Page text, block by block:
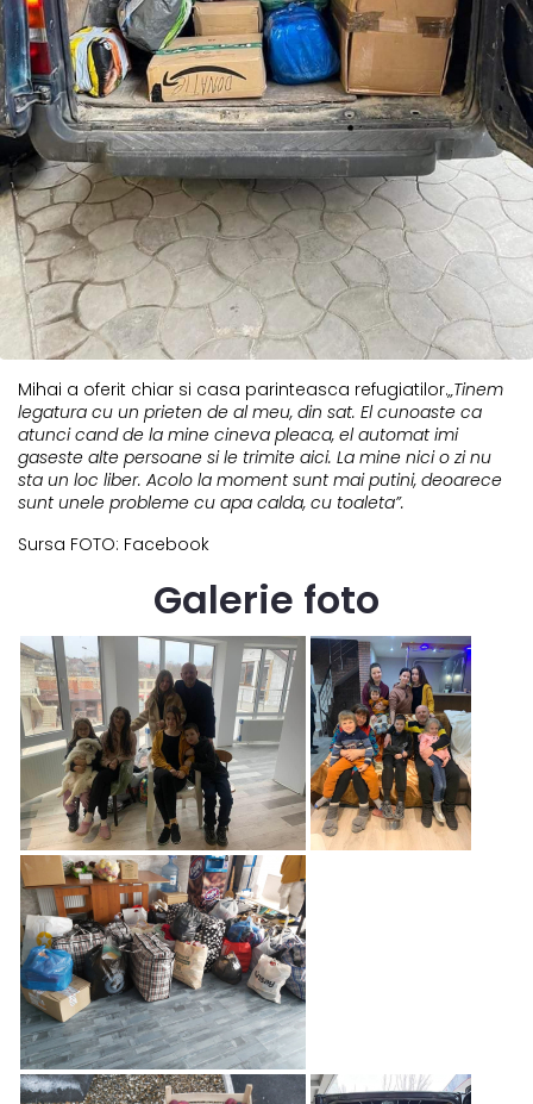
Mihai a oferit chiar si casa parinteasca refugiatilor.„Tinem
legatura cu un prieten de al meu, din sat. El cunoaste ca
atunci cand de la mine cineva pleaca, el automat imi
gaseste alte persoane si le trimite aici. La mine nici o zi nu
sta un loc liber. Acolo la moment sunt mai putini, deoarece
sunt unele probleme cu apa calda, cu toaleta”.
Sursa FOTO: Facebook
Galerie foto